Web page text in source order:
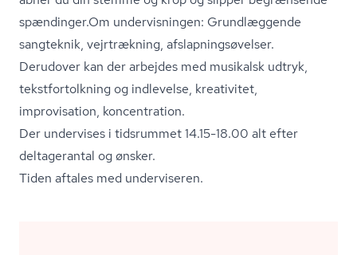
spændinger.Om undervisningen: Grundlæggende
sangteknik, vejrtrækning, af­slap­nings­ø­vel­ser.
Derudover kan der arbejdes med musikalsk udtryk,
tekst­for­tolk­ning og indlevelse, kreativitet,
improvisation, koncentration.
Der undervises i tidsrummet 14.15-18.00 alt efter
deltagerantal og ønsker.
Tiden aftales med underviseren.